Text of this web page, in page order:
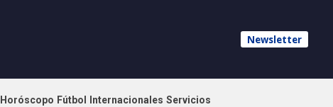
Newsletter
Horóscopo Fútbol Internacionales Servicios